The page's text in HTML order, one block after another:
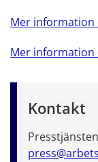
Mer information
Mer information
Kontakt